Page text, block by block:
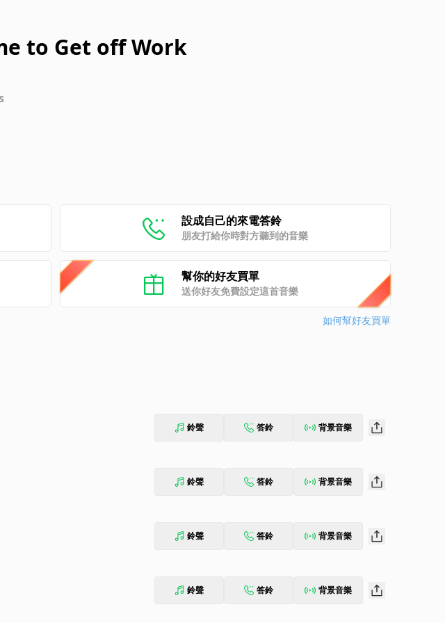
to Get off Work
設成自己的來電答鈴
朋友打給你時對方聽到的音樂
幫你的好友買單
送你好友免費設定這首音樂
如何幫好友買單
鈴聲 答鈴 背景音樂
鈴聲 答鈴 背景音樂
鈴聲 答鈴 背景音樂
鈴聲 答鈴 背景音樂